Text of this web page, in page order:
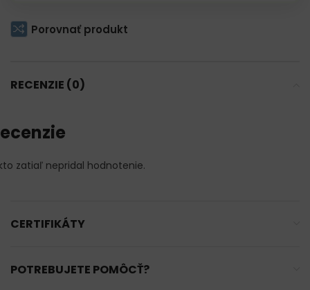
Porovnať produkt
RECENZIE (0)
zatiaľ nepridal hodnotenie.
CERTIFIKÁTY
POTREBUJETE POMÔCŤ?